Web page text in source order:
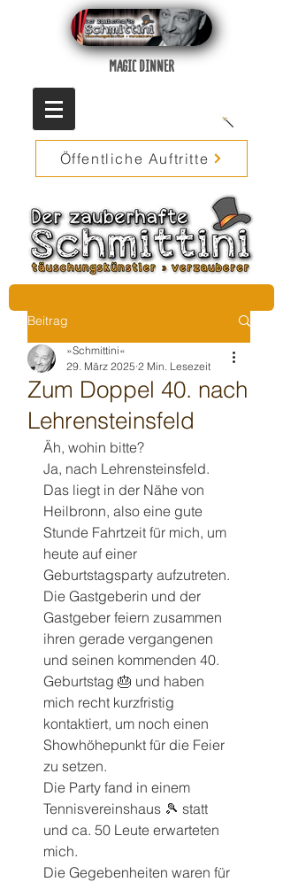
MAGIC DINNER
Öffentliche Auftritte
Beitrag
Zum Doppel 40. nach
Lehrensteinsfeld
»Schmittini«
29. März 2025 2 Min. Lesezeit
Äh, wohin bitte?
Ja, nach Lehrensteinsfeld.
Das liegt in der Nähe von
Heilbronn, also eine gute
Stunde Fahrtzeit für mich, um
heute auf einer
Geburtstagsparty aufzutreten.
Die Gastgeberin und der
Gastgeber feiern zusammen
ihren gerade vergangenen
und seinen kommenden 40.
Geburtstag 🎂 und haben
mich recht kurzfristig
kontaktiert, um noch einen
Showhöhepunkt für die Feier
zu setzen.
Die Party fand in einem
Tennisvereinshaus 🎾 statt
und ca. 50 Leute erwarteten
mich.
Die Gegebenheiten waren für